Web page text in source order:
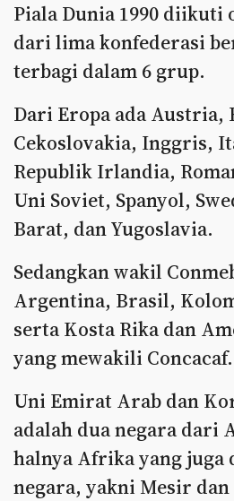
Piala Dunia 1990 diikuti
dari lima konfederasi
terbagi dalam 6 grup.
Dari Eropa ada Austria,
Cekoslovakia, Inggris,
Republik Irlandia,
Uni Soviet, Spanyol,
Barat, dan Yugoslavia.
Sedangkan wakil
Argentina, Brasil,
serta Kosta Rika dan
yang mewakili Concacaf.
Uni Emirat Arab dan
adalah dua negara dari
halnya Afrika yang
negara, yakni Mesir